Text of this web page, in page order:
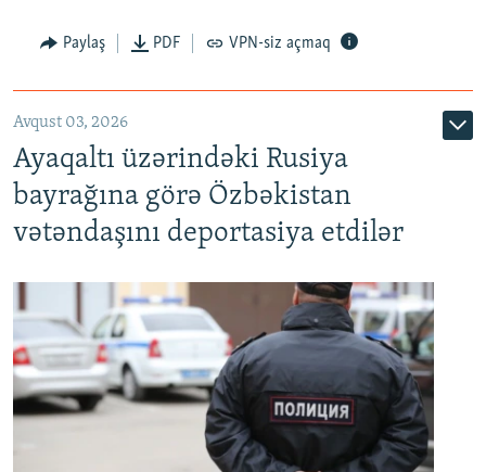
Paylaş PDF VPN-siz açmaq
Avqust 03, 2026
Ayaqaltı üzərindəki Rusiya
bayrağına görə Özbəkistan
vətəndaşını deportasiya etdilər